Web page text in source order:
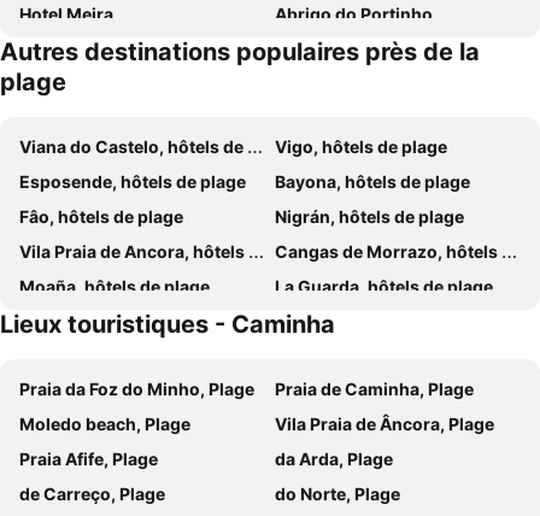
Hotel Meira
Abrigo do Portinho
Lélé
Casa D' Joao Enes - Afife Residence
Hotel A Raiña
Autres destinations populaires près de la
plage
Viana do Castelo, hôtels de plage
Vigo, hôtels de plage
Esposende, hôtels de plage
Bayona, hôtels de plage
Fâo, hôtels de plage
Nigrán, hôtels de plage
Vila Praia de Ancora, hôtels de plage
Cangas de Morrazo, hôtels de plage
Moaña, hôtels de plage
La Guarda, hôtels de plage
Redondela, hôtels de plage
Carreco, hôtels de plage
Terras de Bouro, hôtels de plage
Arcos de Valdevez, hôtels de plage
Afife, hôtels de plage
Braga, hôtels de plage
Ponte de Lima, hôtels de plage
Tuy, hôtels de plage
Gondomar, hôtels de plage
Vila Nova de Cerveira, hôtels de plage
Lieux touristiques - Caminha
Praia da Foz do Minho, Plage
Praia de Caminha, Plage
Moledo beach, Plage
Vila Praia de Âncora, Plage
Praia Afife, Plage
da Arda, Plage
de Carreço, Plage
do Norte, Plage